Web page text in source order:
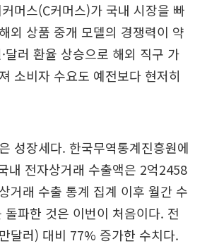
머스(C커머스)가 국내 시장을 빠
외 상품 중개 모델의 경쟁력이 약
달러 환율 상승으로 해외 직구 가
소비자 수요도 예전보다 현저히
성장세다. 한국무역통계진흥원에
내 전자상거래 수출액은 2억2458
거래 수출 통계 집계 이후 월간 수
돌파한 것은 이번이 처음이다. 전
달러) 대비 77% 증가한 수치다.